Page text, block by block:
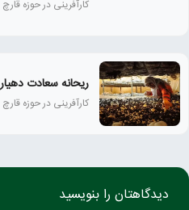
کارآفرینی در حوزه قارچ
ریحانه سعادت
کارآفرینی در حوزه قارچ
دیدگاهتان را بنویسید